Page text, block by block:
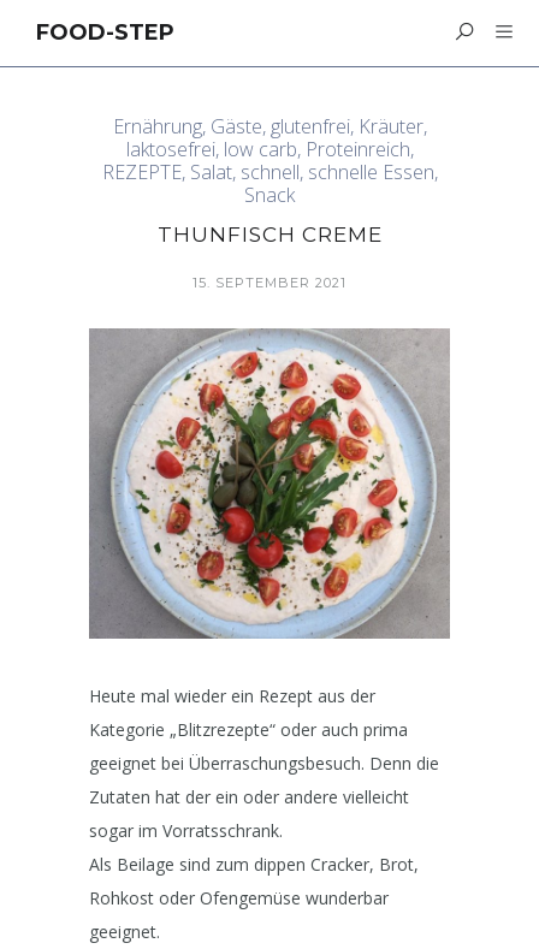
FOOD-STEP
Ernährung, Gäste, glutenfrei, Kräuter,
laktosefrei, low carb, Proteinreich,
REZEPTE, Salat, schnell, schnelle Essen,
Snack
THUNFISCH CREME
15. SEPTEMBER 2021
Heute mal wieder ein Rezept aus der
Kategorie „Blitzrezepte“ oder auch prima
geeignet bei Überraschungsbesuch. Denn die
Zutaten hat der ein oder andere vielleicht
sogar im Vorratsschrank.
Als Beilage sind zum dippen Cracker, Brot,
Rohkost oder Ofengemüse wunderbar
geeignet.